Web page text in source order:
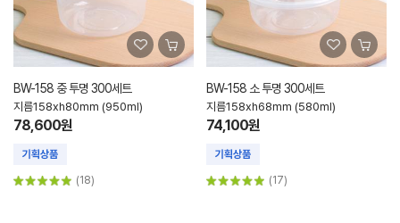
BW-158 중 투명 300세트
지름158xh80mm (950ml)
78,600원
(18)
BW-158 소 투명 300세트
지름158xh68mm (580ml)
74,100원
(17)